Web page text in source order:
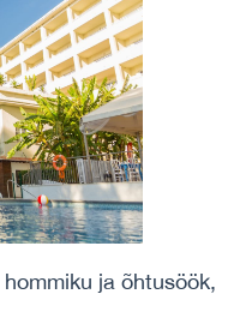
hommiku ja õhtusöök,